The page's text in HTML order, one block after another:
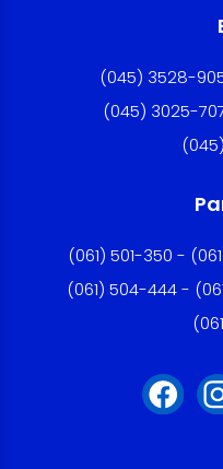
(045) 3528-
(045) 3025-
(061) 501-350 -
(061) 504-444 -